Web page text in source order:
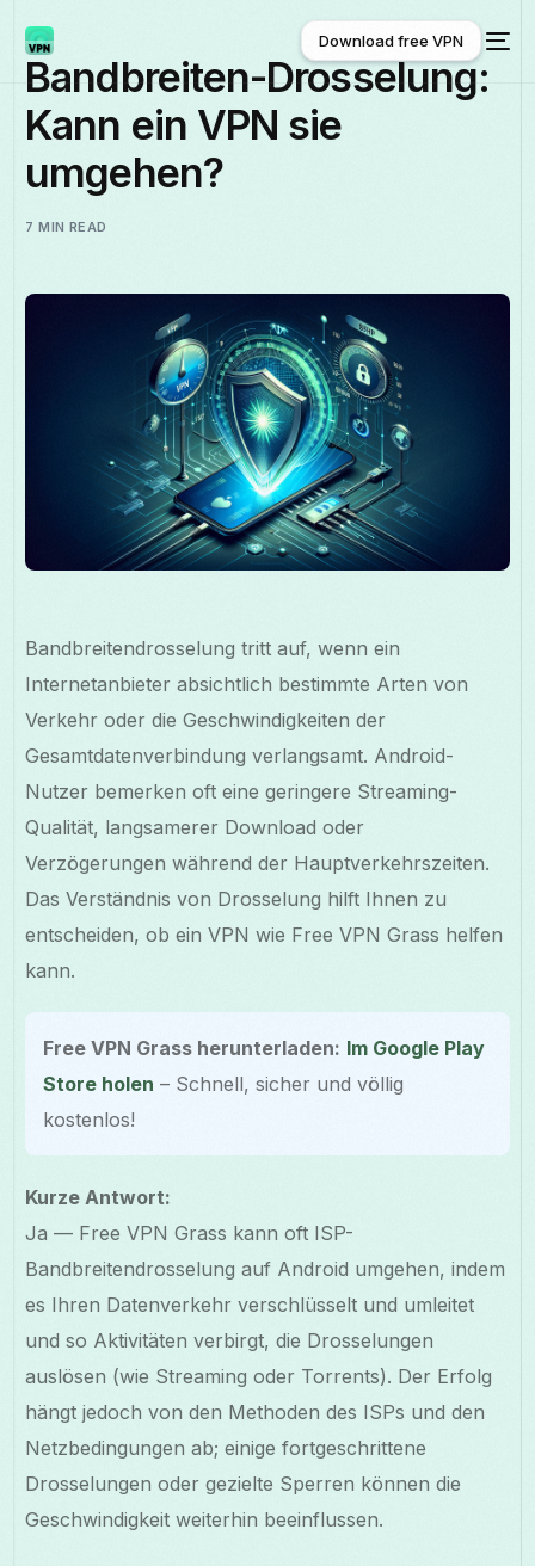
Deutsch
Download free VPN
Download free VPN
Bandbreiten-Drosselung:
Kann ein VPN sie
umgehen?
7 MIN READ
Bandbreitendrosselung tritt auf, wenn ein
Internetanbieter absichtlich bestimmte Arten von
Verkehr oder die Geschwindigkeiten der
Gesamtdatenverbindung verlangsamt. Android-
Nutzer bemerken oft eine geringere Streaming-
Qualität, langsamerer Download oder
Verzögerungen während der Hauptverkehrszeiten.
Das Verständnis von Drosselung hilft Ihnen zu
entscheiden, ob ein VPN wie Free VPN Grass helfen
kann.
Free VPN Grass herunterladen: Im Google Play
Store holen – Schnell, sicher und völlig
kostenlos!
Kurze Antwort:
Ja — Free VPN Grass kann oft ISP-
Bandbreitendrosselung auf Android umgehen, indem
es Ihren Datenverkehr verschlüsselt und umleitet
und so Aktivitäten verbirgt, die Drosselungen
auslösen (wie Streaming oder Torrents). Der Erfolg
hängt jedoch von den Methoden des ISPs und den
Netzbedingungen ab; einige fortgeschrittene
Drosselungen oder gezielte Sperren können die
Geschwindigkeit weiterhin beeinflussen.